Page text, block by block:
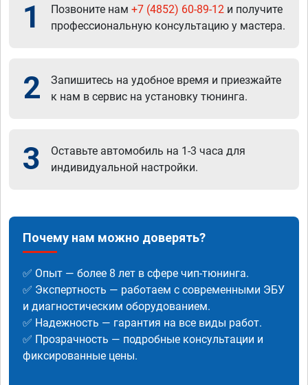
1 Позвоните нам +7 (4852) 60-89-12 и получите
профессиональную консультацию у мастера.
2
Запишитесь на удобное время и приезжайте
к нам в сервис на установку тюнинга.
3
Оставьте автомобиль на 1-3 часа для
индивидуальной настройки.
Почему нам можно доверять?
✅ Опыт — более 8 лет в сфере чип-тюнинга.
✅ Экспертность — работаем с современными ЭБУ
и диагностическим оборудованием.
✅ Надежность — гарантия на все виды работ.
✅ Прозрачность — подробные консультации и
фиксированные цены.